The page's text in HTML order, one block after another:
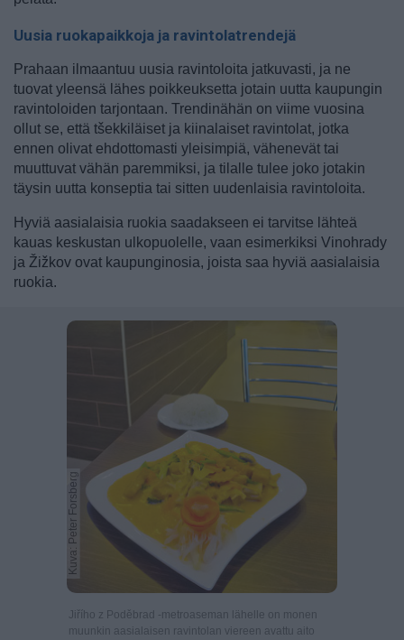
Uusia ruokapaikkoja ja ravintolatrendejä
Prahaan ilmaantuu uusia ravintoloita jatkuvasti, ja ne
tuovat yleensä lähes poikkeuksetta jotain uutta kaupungin
ravintoloiden tarjontaan. Trendinähän on viime vuosina
ollut se, että tšekkiläiset ja kiinalaiset ravintolat, jotka
ennen olivat ehdottomasti yleisimpiä, vähenevät tai
muuttuvat vähän paremmiksi, ja tilalle tulee joko jotakin
täysin uutta konseptia tai sitten uudenlaisia ravintoloita.
Hyviä aasialaisia ruokia saadakseen ei tarvitse lähteä
kauas keskustan ulkopuolelle, vaan esimerkiksi Vinohrady
ja Žižkov ovat kaupunginosia, joista saa hyviä aasialaisia
ruokia.
Jiřího z Poděbrad -metroaseman lähelle on monen
muunkin aasialaisen ravintolan viereen avattu aito
Kuva: Peter Forsberg